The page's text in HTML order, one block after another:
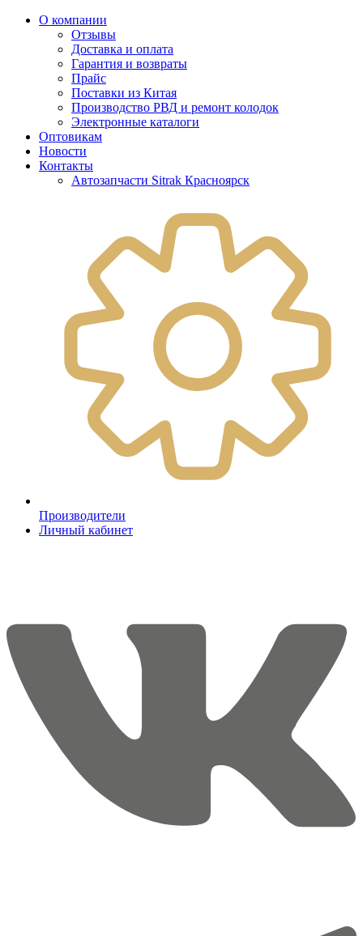
О компании
Отзывы
Доставка и оплата
Гарантия и возвраты
Прайс
Поставки из Китая
Производство РВД и ремонт колодок
Электронные каталоги
Оптовикам
Новости
Контакты
Автозапчасти Sitrak Красноярск
Производители
Личный кабинет